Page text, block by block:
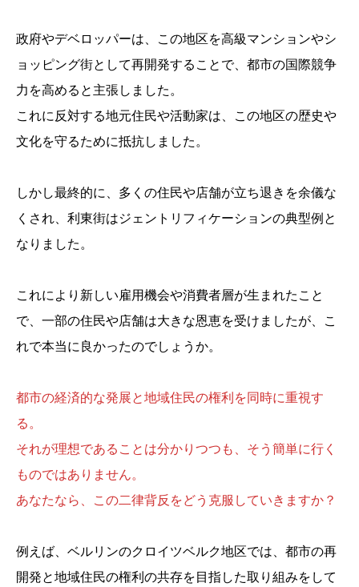
政府やデベロッパーは、この地区を高級マンションやシ
ョッピング街として再開発することで、都市の国際競争
力を高めると主張しました。
これに反対する地元住民や活動家は、この地区の歴史や
文化を守るために抵抗しました。
しかし最終的に、多くの住民や店舗が立ち退きを余儀な
くされ、利東街はジェントリフィケーションの典型例と
なりました。
これにより新しい雇用機会や消費者層が生まれたこと
で、一部の住民や店舗は大きな恩恵を受けましたが、こ
れで本当に良かったのでしょうか。
都市の経済的な発展と地域住民の権利を同時に重視す
る。
それが理想であることは分かりつつも、そう簡単に行く
ものではありません。
あなたなら、この二律背反をどう克服していきますか？
例えば、ベルリンのクロイツベルク地区では、都市の再
開発と地域住民の権利の共存を目指した取り組みをして